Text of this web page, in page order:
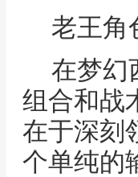
老王角
在梦幻
组合和战
在于深刻
个单纯的